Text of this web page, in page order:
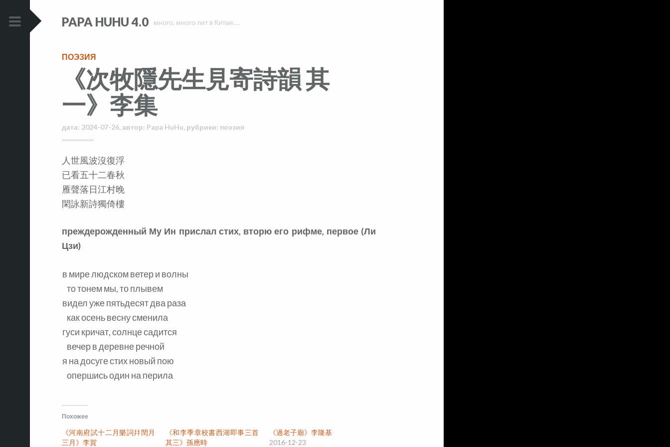
PRIMARY
PAPA HUHU 4.0 много, много лет в Китае….
ПОЭЗИЯ
《次牧隱先生見寄詩韻 其
一》李集
дата: 2024-07-26,автор: Papa HuHu, рубрики: поэзия
人世風波沒復浮
已看五十二春秋
雁聲落日江村晚
閑詠新詩獨倚樓
преждерожденный Му Ин прислал стих, вторю его рифме, первое (Ли
Цзи)
в мире людском ветер и волны
   то тонем мы, то плывем
видел уже пятьдесят два раза
   как осень весну сменила
гуси кричат, солнце садится
   вечер в деревне речной
я на досуге стих новый пою
   опершись один на перила
Похожее
《河南府試十二月樂詞幷閏月
三月》李賀
《和李季章校書西湖即事三首
其三》孫應時
《過老子廟》李隆基
2016-12-23